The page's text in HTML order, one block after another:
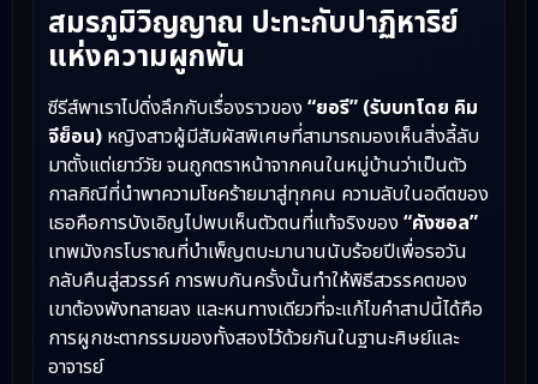
สมรภูมิวิญญาณ ปะทะกับปาฏิหาริย์
แห่งความผูกพัน
ซีรีส์พาเราไปดิ่งลึกกับเรื่องราวของ “ยอรี” (รับบทโดย คิม
จีย็อน) หญิงสาวผู้มีสัมผัสพิเศษที่สามารถมองเห็นสิ่งลี้ลับ
มาตั้งแต่เยาว์วัย จนถูกตราหน้าจากคนในหมู่บ้านว่าเป็นตัว
กาลกิณีที่นำพาความโชคร้ายมาสู่ทุกคน ความลับในอดีตของ
เธอคือการบังเอิญไปพบเห็นตัวตนที่แท้จริงของ“คังซอล”
เทพมังกรโบราณที่บำเพ็ญตบะมานานนับร้อยปีเพื่อรอวัน
กลับคืนสู่สวรรค์ การพบกันครั้งนั้นทำให้พิธีสวรรคตของ
เขาต้องพังทลายลง และหนทางเดียวที่จะแก้ไขคำสาปนี้ได้คือ
การผูกชะตากรรมของทั้งสองไว้ด้วยกันในฐานะศิษย์และ
อาจารย์